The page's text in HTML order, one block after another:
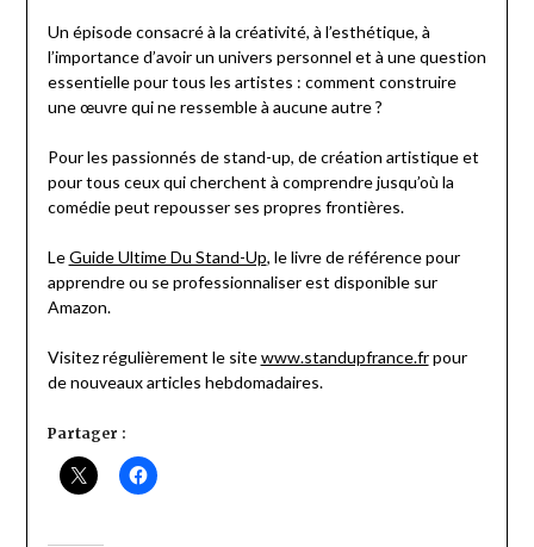
Un épisode consacré à la créativité, à l’esthétique, à
l’importance d’avoir un univers personnel et à une question
essentielle pour tous les artistes : comment construire
une œuvre qui ne ressemble à aucune autre ?
Pour les passionnés de stand-up, de création artistique et
pour tous ceux qui cherchent à comprendre jusqu’où la
comédie peut repousser ses propres frontières.
LeGuide Ultime Du Stand-Up, le livre de référence pour
apprendre ou se professionnaliser est disponible sur
Amazon.
Visitez régulièrement le sitewww.standupfrance.frpour
de nouveaux articles hebdomadaires.
Partager :